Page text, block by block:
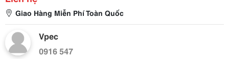
Giao Hàng Miễn Phí Toàn Quốc
Vpec
0916 547